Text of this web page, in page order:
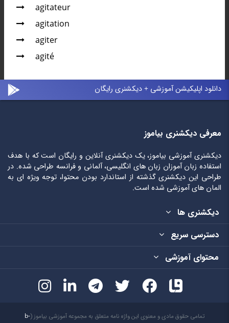
agitateur
agitation
agiter
agité
دانلود اپلیکیشن آموزشی + دیکشنری رایگان
معرفی دیکشنری بیاموز
دیکشنری آموزشی بیاموز، یک دیکشنری آنلاین و رایگان است که با هدف
استفاده زبان آموزان زبان های انگلیسی، آلمانی و فرانسه طراحی شده. در
طراحی این دیکشنری گذشته از استاندارد بودن محتوا، توجه ویژه ای به
المان های آموزشی شده است.
دیکشنری ها
دسترسی سریع
محتوای آموزشی
تمامی حقوق مادی و معنوی این واژه نامه متعلق به مجموعه آموزشی بیاموز (b-